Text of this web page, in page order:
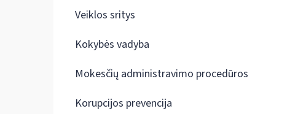
Veiklos sritys
Kokybės vadyba
Mokesčių administravimo procedūros
Korupcijos prevencija